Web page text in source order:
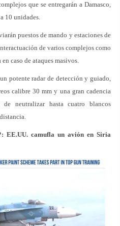
que se entregarán a Damasco,
10 unidades.
puestos de mando y estaciones de
de varios complejos como
caso de ataques masivos.
potente radar de detección y guiado,
calibre 30 mm y una gran cadencia
neutralizar hasta cuatro blancos
EE.UU. camufla un avión en Siria